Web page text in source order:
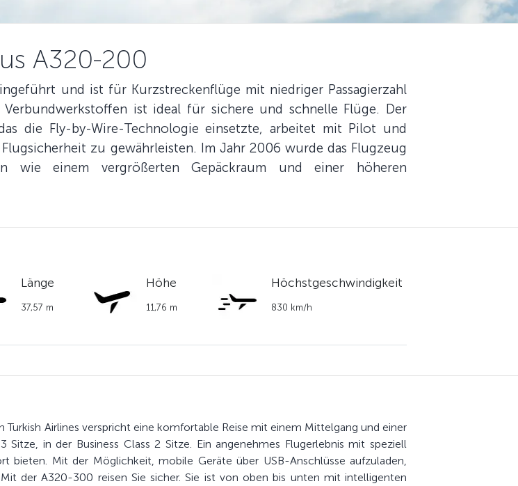
A320-200
und ist für Kurzstreckenflüge mit niedriger Passagierzahl
ist ideal für sichere und schnelle Flüge. Der
die Fly-by-Wire-Technologie einsetzte, arbeitet mit Pilot und
zu gewährleisten. Im Jahr 2006 wurde das Flugzeug
wie einem vergrößerten Gepäckraum und einer höheren
Länge
37,57 m
Höhe
11,76 m
Höchstgeschwindigkeit
830 km/h
Airlines verspricht eine komfortable Reise mit einem Mittelgang und einer
in der Business Class 2 Sitze. Ein angenehmes Flugerlebnis mit speziell
bieten. Mit der Möglichkeit, mobile Geräte über USB-Anschlüsse aufzuladen,
der A320-300 reisen Sie sicher. Sie ist von oben bis unten mit intelligenten